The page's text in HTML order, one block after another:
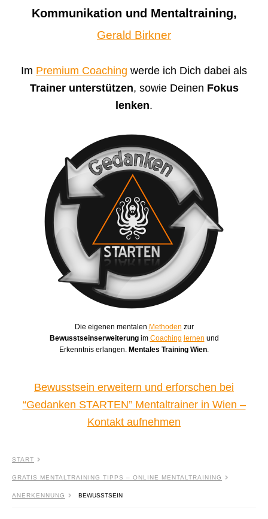
Kommunikation und Mentaltraining,
Gerald Birkner
Im Premium Coaching werde ich Dich dabei als
Trainer unterstützen, sowie Deinen Fokus
lenken.
Die eigenen mentalen Methoden zur
Bewusstseinserweiterungim Coaching lernen und
Erkenntnis erlangen. Mentales Training Wien.
Bewusstsein erweitern und erforschen bei
“Gedanken STARTEN” Mentaltrainer in Wien –
Kontakt aufnehmen
START
GRATIS MENTALTRAINING TIPPS – ONLINE MENTALTRAINING
ANERKENNUNG BEWUSSTSEIN